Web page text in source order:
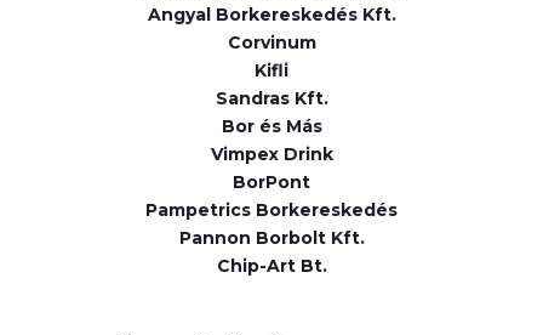
Angyal Borkereskedés Kft.
Corvinum
Kifli
Sandras Kft.
Bor és Más
Vimpex Drink
BorPont
Pampetrics Borkereskedés
Pannon Borbolt Kft.
Chip-Art Bt.